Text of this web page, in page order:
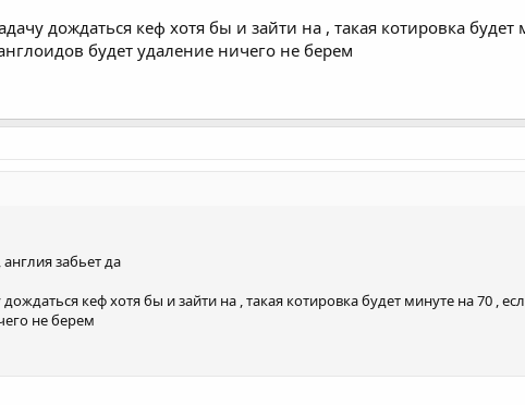
дождаться кеф хотя бы и зайти на , такая котировка
будет удаление ничего не берем
забьет да
кеф хотя бы и зайти на , такая котировка будет минуте на 70 ,
не берем